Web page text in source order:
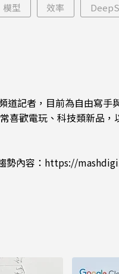
模型 效率
道記者，目前為自由寫手
喜歡電玩、科技類新品，
勢內容： https://